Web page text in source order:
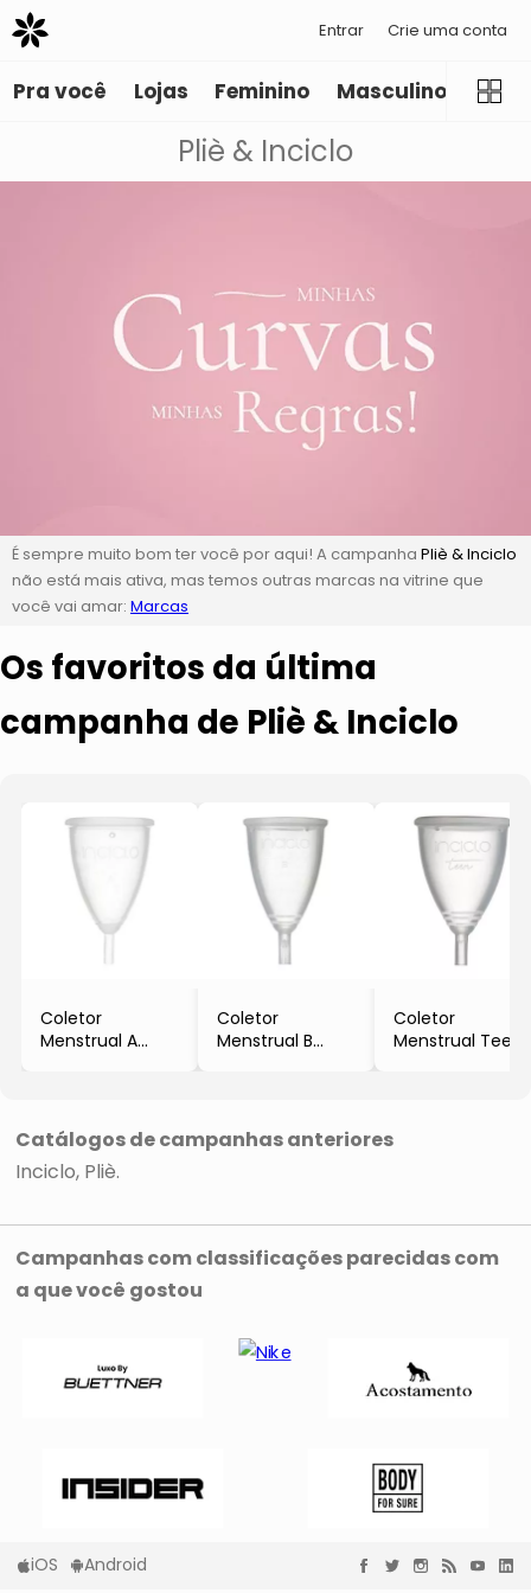
Entrar Crie uma conta
Pra você Lojas Feminino Masculino
Pliè & Inciclo
É sempre muito bom ter você por aqui! A campanha Pliè & Inciclo
não está mais ativa, mas temos outras marcas na vitrine que
você vai amar: Marcas
Os favoritos da última
campanha de Pliè & Inciclo
Coletor
Menstrual A
Coletor
Menstrual B
Coletor
Menstrual Teen
Catálogos de campanhas anteriores
Inciclo Pliè
Campanhas com classificações parecidas com
a que você gostou
iOS Android